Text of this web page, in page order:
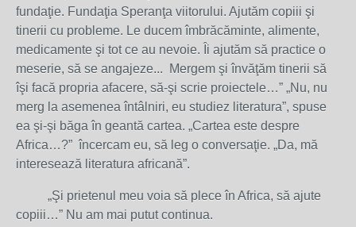
fundaţie. Fundaţia Speranţa viitorului. Ajutăm copiii şi
tinerii cu probleme. Le ducem îmbrăcăminte, alimente,
medicamente şi tot ce au nevoie. Îi ajutăm să practice o
meserie, să se angajeze... Mergem şi învăţăm tinerii să
îşi facă propria afacere, să-şi scrie proiectele…” „Nu, nu
merg la asemenea întâlniri, eu studiez literatura”, spuse
ea şi-şi băga în geantă cartea. „Cartea este despre
Africa…?” încercam eu, să leg o conversaţie. „Da, mă
interesează literatura africană”.
„Şi prietenul meu voia să plece în Africa, să ajute
copiii…” Nu am mai putut continua.